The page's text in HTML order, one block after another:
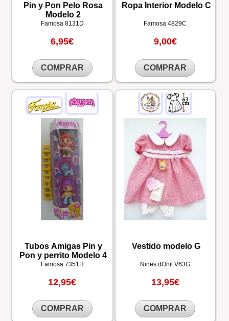
Pin y Pon Pelo Rosa
Modelo 2
Famosa 8131D
6,95€
COMPRAR
Ropa Interior Modelo C
Famosa 4829C
9,00€
COMPRAR
Tubos Amigas Pin y
Pon y perrito Modelo 4
Famosa 7351H
12,95€
COMPRAR
Vestido modelo G
Nines dOnil V63G
13,95€
COMPRAR